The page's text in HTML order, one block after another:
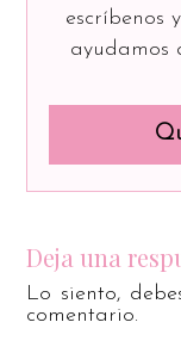
escríbenos
ayudamos
Deja una
Lo siento,
comentario.